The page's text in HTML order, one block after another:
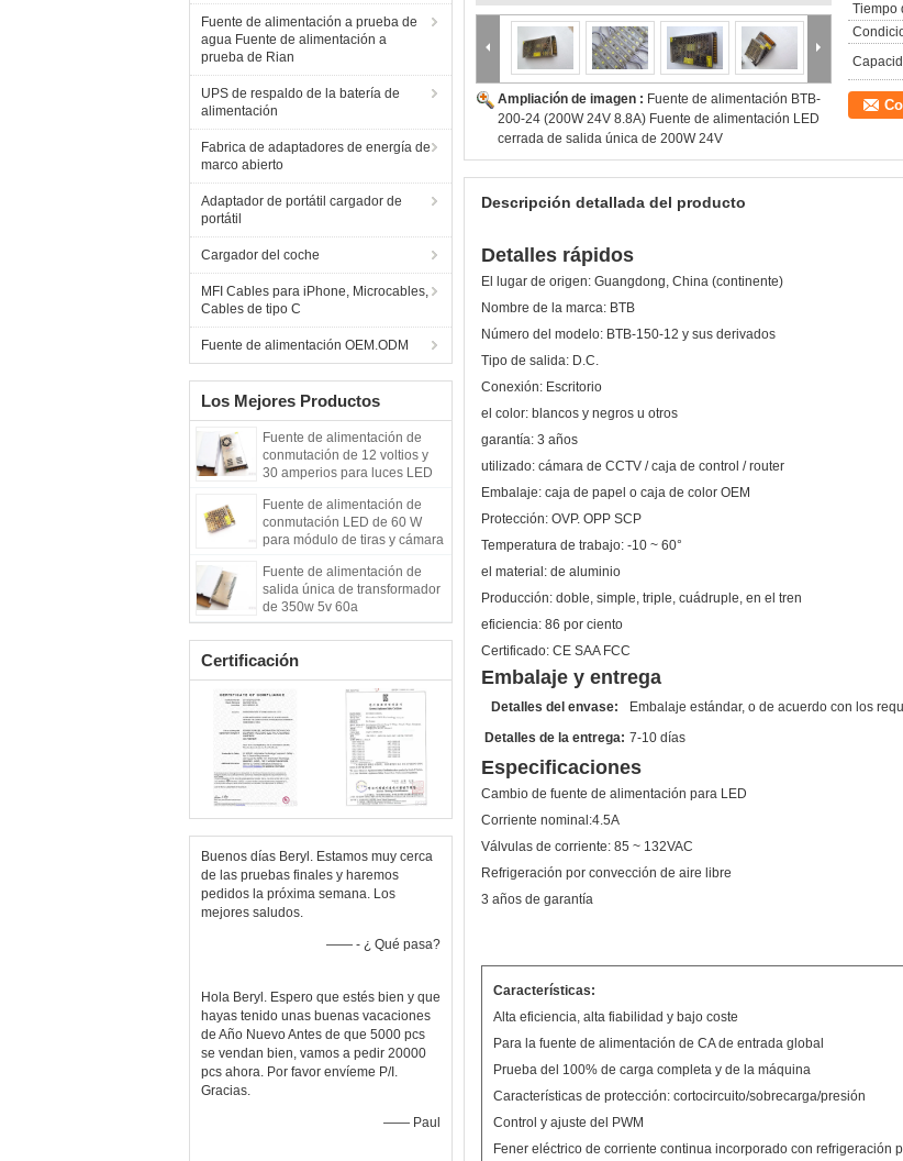
Fuente de alimentación a prueba de
agua Fuente de alimentación a
prueba de Rian
UPS de respaldo de la batería de
alimentación
Fabrica de adaptadores de energía de
marco abierto
Adaptador de portátil cargador de
portátil
Cargador del coche
MFI Cables para iPhone, Microcables,
Cables de tipo C
Fuente de alimentación OEM.ODM
Los Mejores Productos
Fuente de alimentación de
conmutación de 12 voltios y
30 amperios para luces LED
Fuente de alimentación de
conmutación LED de 60 W
para módulo de tiras y cámara
Fuente de alimentación de
salida única de transformador
de 350w 5v 60a
Certificación
Buenos días Beryl. Estamos muy cerca
de las pruebas finales y haremos
pedidos la próxima semana. Los
mejores saludos.
—— - ¿ Qué pasa?
Hola Beryl. Espero que estés bien y que
hayas tenido unas buenas vacaciones
de Año Nuevo Antes de que 5000 pcs
se vendan bien, vamos a pedir 20000
pcs ahora. Por favor envíeme P/I.
Gracias.
—— Paul
Ampliación de imagen : Fuente de alimentación BTB-
200-24 (200W 24V 8.8A) Fuente de alimentación LED
cerrada de salida única de 200W 24V
Tiempo
Descripción detallada del producto
Detalles rápidos
El lugar de origen: Guangdong, China (continente)
Nombre de la marca: BTB
Número del modelo: BTB-150-12 y sus derivados
Tipo de salida: D.C.
Conexión: Escritorio
el color: blancos y negros u otros
garantía: 3 años
utilizado: cámara de CCTV / caja de control / router
Embalaje: caja de papel o caja de color OEM
Protección: OVP. OPP SCP
Temperatura de trabajo: -10 ~ 60°
el material: de aluminio
Producción: doble, simple, triple, cuádruple, en el tren
eficiencia: 86 por ciento
Certificado: CE SAA FCC
Embalaje y entrega
Detalles del envase:
Embalaje estándar, o de acuerdo con los
Detalles de la entrega: 7-10 días
Especificaciones
Cambio de fuente de alimentación para LED
Corriente nominal:4.5A
Válvulas de corriente: 85 ~ 132VAC
Refrigeración por convección de aire libre
3 años de garantía
Características:
Alta eficiencia, alta fiabilidad y bajo coste
Para la fuente de alimentación de CA de entrada global
Prueba del 100% de carga completa y de la máquina
Características de protección: cortocircuito/sobrecarga/presión
Control y ajuste del PWM
Fener eléctrico de corriente continua incorporado con refrigeración